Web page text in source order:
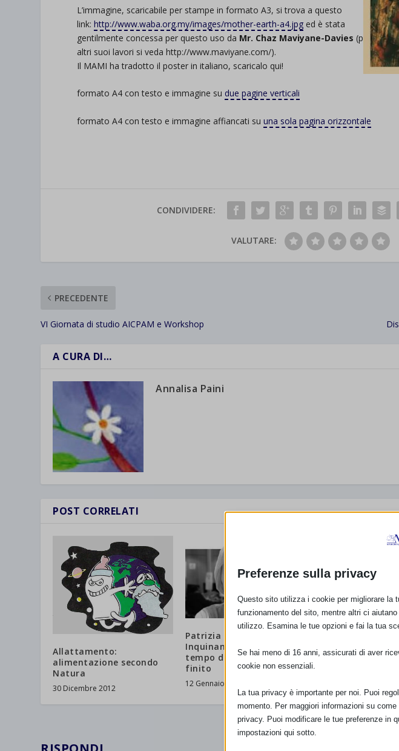
L’immagine, scaricabile per stampe in formato A3, si trova a questo
link:http://www.waba.org.my/images/mother-earth-a4.jpg ed è stata
gentilmente concessa per questo uso da Mr. Chaz Maviyane-Davies (per
altri suoi lavori si veda http://www.maviyane.com/).
Il MAMI ha tradotto il poster in italiano, scaricalo qui!
formato A4 con testo e immagine su due pagine verticali
formato A4 con testo e immagine affiancati suuna sola pagina orizzontale
CONDIVIDERE:
VALUTARE:
PRECEDENTE
VI Giornata di studio AICPAM e Workshop
A CURA DI…
Annalisa Paini
POST CORRELATI
Allattamento:
alimentazione secondo
Natura
30 Dicembre 2012
Patrizia Gentilini:
Inquinamento e salute, il
tempo della mediazione è
finito
12 Gennaio 2013
Il Canto della
19 Febbraio 2020
Preferenze sulla privacy
Questo sito utilizza i cookie per migliorare la
funzionamento del sito, mentre altri ci
utilizzo. Esamina le tue opzioni e fai la tua
Se hai meno di 16 anni, assicurati di aver
cookie non essenziali.
La tua privacy è importante per noi. Puoi
momento. Per maggiori informazioni su
privacy. Puoi modificare le tue preferenze in
impostazioni qui sotto.